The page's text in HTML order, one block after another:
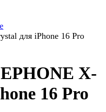
для iPhone 16 Pro
X-
16 Pro